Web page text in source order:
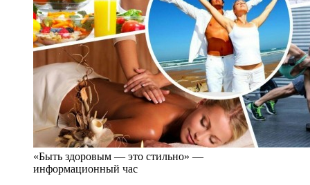
«Быть здоровым — это стильно» —
информационный час